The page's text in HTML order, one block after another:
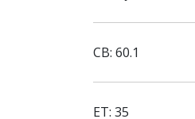
CB: 60.1
ET: 35